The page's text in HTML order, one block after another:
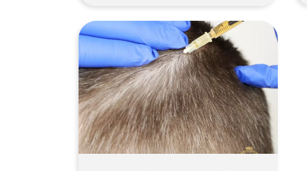
remojar las flores amarillas de la
planta Hypericum en un aceite
portador. Es más conocido por
calmar la piel irritada y
favorecer un aspecto de cabello
más saludable cuando […]